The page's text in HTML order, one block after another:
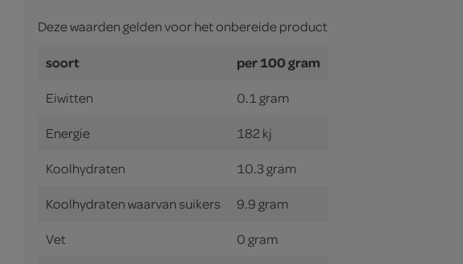
Deze waarden gelden voor het onbereide product
soort per 100 gram
Eiwitten 0.1 gram
Energie 182 kj
Koolhydraten 10.3 gram
Koolhydraten waarvan suikers 9.9 gram
Vet 0 gram